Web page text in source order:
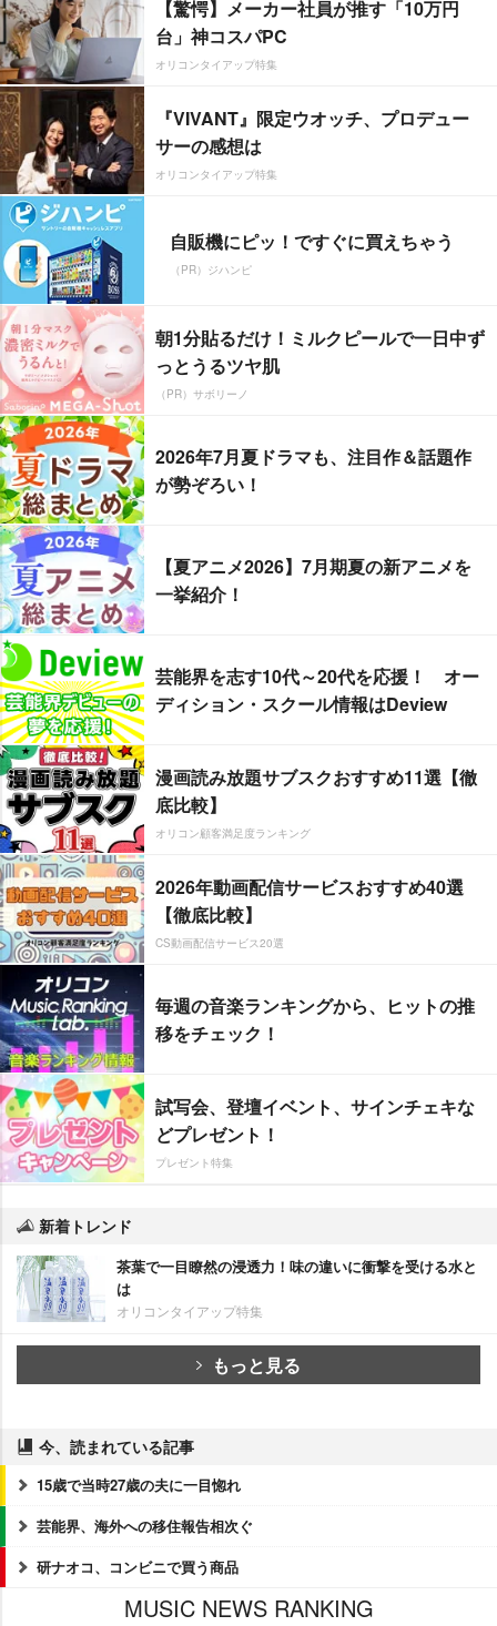
【驚愕】メーカー社員が推す「10万円
台」神コスパPC
オリコンタイアップ特集
『VIVANT』限定ウオッチ、プロデュー
サーの感想は
オリコンタイアップ特集
自販機にピッ！ですぐに買えちゃう
（PR）ジハンピ
朝1分貼るだけ！ミルクピールで一日中ず
っとうるツヤ肌
（PR）サボリーノ
2026年7月夏ドラマも、注目作＆話題作
が勢ぞろい！
【夏アニメ2026】7月期夏の新アニメを
一挙紹介！
芸能界を志す10代～20代を応援！ オー
ディション・スクール情報はDeview
漫画読み放題サブスクおすすめ11選【徹
底比較】
オリコン顧客満足度ランキング
2026年動画配信サービスおすすめ40選
【徹底比較】
CS動画配信サービス20選
毎週の音楽ランキングから、ヒットの推
移をチェック！
試写会、登壇イベント、サインチェキな
どプレゼント！
プレゼント特集
新着トレンド
茶葉で一目瞭然の浸透力！味の違いに衝撃を受ける水と
は
オリコンタイアップ特集
もっと見る
今、読まれている記事
15歳で当時27歳の夫に一目惚れ
芸能界、海外への移住報告相次ぐ
研ナオコ、コンビニで買う商品
MUSIC NEWS RANKING